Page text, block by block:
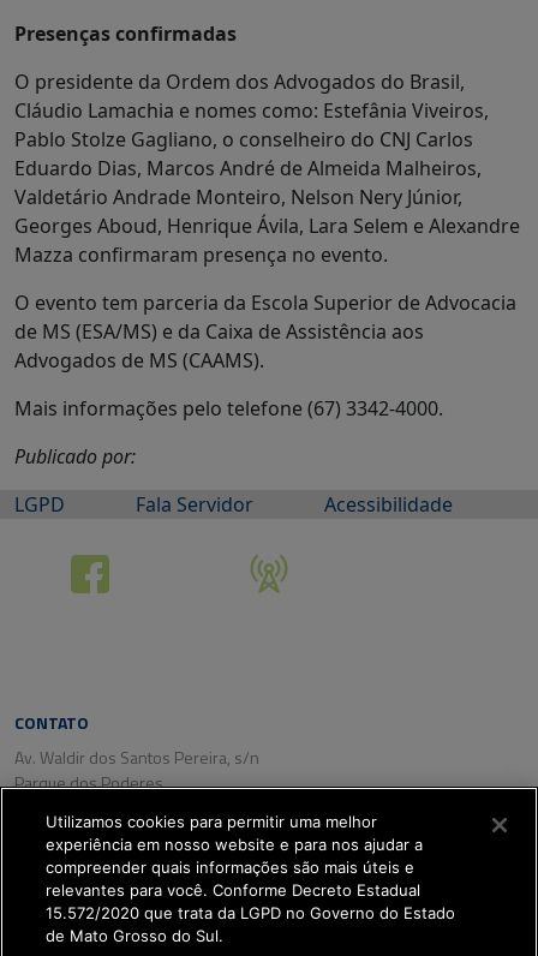
Presenças confirmadas
O presidente da Ordem dos Advogados do Brasil,
Cláudio Lamachia e nomes como: Estefânia Viveiros,
Pablo Stolze Gagliano, o conselheiro do CNJ Carlos
Eduardo Dias, Marcos André de Almeida Malheiros,
Valdetário Andrade Monteiro, Nelson Nery Júnior,
Georges Aboud, Henrique Ávila, Lara Selem e Alexandre
Mazza confirmaram presença no evento.
O evento tem parceria da Escola Superior de Advocacia
de MS (ESA/MS) e da Caixa de Assistência aos
Advogados de MS (CAAMS).
Mais informações pelo telefone (67) 3342-4000.
Publicado por:
LGPD
Fala Servidor Acessibilidade
CONTATO
Av. Waldir dos Santos Pereira, s/n
Parque dos Poderes
Campo Grande/ MS
Tel. (67) 3318-2800
Fax: (67) 3318-2809
Utilizamos cookies para permitir uma melhor
experiência em nosso website e para nos ajudar a
compreender quais informações são mais úteis e
relevantes para você. Conforme Decreto Estadual
15.572/2020 que trata da LGPD no Governo do Estado
de Mato Grosso do Sul.